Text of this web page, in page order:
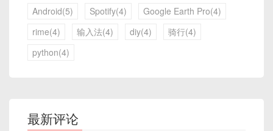
Android(5)
Spotify(4)
Google Earth Pro(4)
rime(4)
输入法(4) diy(4)
骑行(4)
python(4)
最新评论